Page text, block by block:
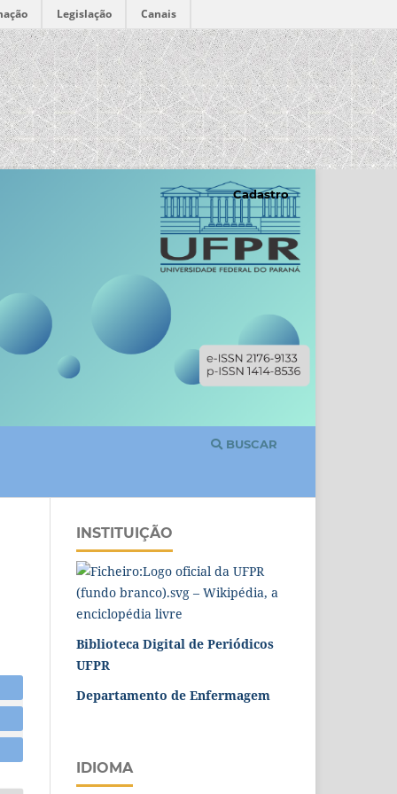
Legislação Canais
BUSCAR
Cadastro
INSTITUIÇÃO
Biblioteca Digital de Periódicos
UFPR
Departamento de Enfermagem
IDIOMA